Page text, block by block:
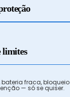
limites
fraca,
— só se quiser.